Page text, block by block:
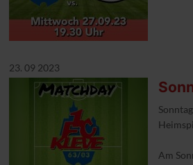
23. 09 2023
Am